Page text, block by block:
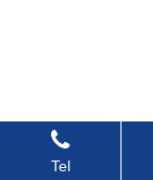
Tel